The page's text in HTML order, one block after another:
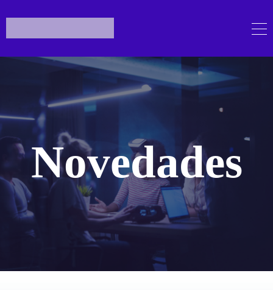
Novedades